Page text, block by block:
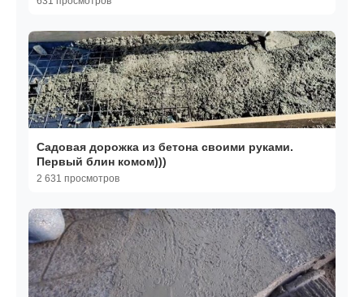
Садовая дорожка из бетона своими руками.
Первый блин комом)))
2 631 просмотров